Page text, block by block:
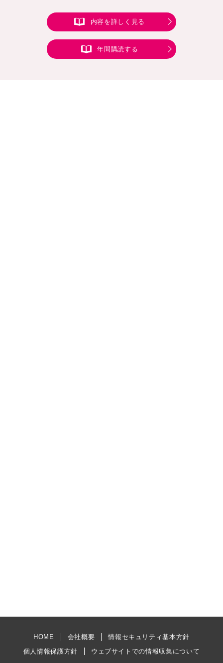
内容を詳しく見る
年間購読する
HOME 会社概要
情報セキュリティ基本方針
個人情報保護方針
ウェブサイトでの情報収集について